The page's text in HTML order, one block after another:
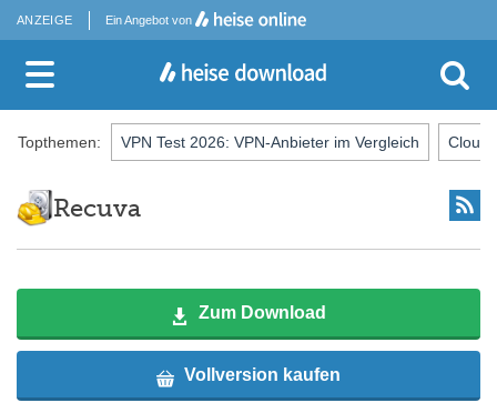
ANZEIGE Ein Angebot von
Topthemen: VPN Test 2026: VPN-Anbieter im Vergleich
Recuva
Zum Download
Vollversion kaufen